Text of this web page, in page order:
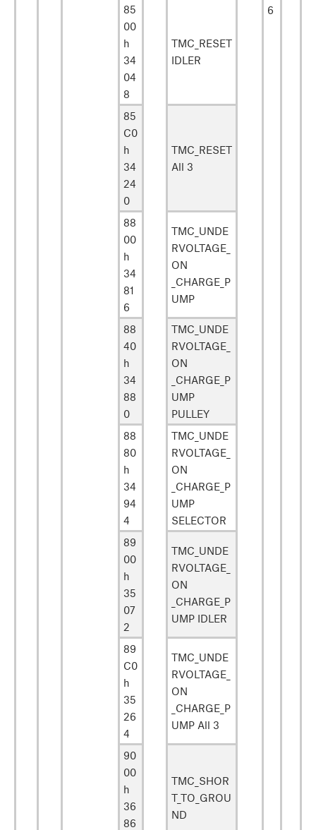
6
85
00
h
34
04
8
TMC_RESET
IDLER
85
C0
h
34
24
0
TMC_RESET
All 3
88
00
h
34
81
6
TMC_UNDE
RVOLTAGE_
ON
_CHARGE_P
UMP
88
40
h
34
88
0
TMC_UNDE
RVOLTAGE_
ON
_CHARGE_P
UMP
PULLEY
88
80
h
34
94
4
TMC_UNDE
RVOLTAGE_
ON
_CHARGE_P
UMP
SELECTOR
89
00
h
35
07
2
TMC_UNDE
RVOLTAGE_
ON
_CHARGE_P
UMP IDLER
89
C0
h
35
26
4
TMC_UNDE
RVOLTAGE_
ON
_CHARGE_P
UMP All 3
90
00
h
36
86
TMC_SHOR
T_TO_GROU
ND